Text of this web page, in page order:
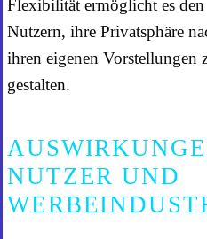
Flexibilität ermöglicht es den
Nutzern, ihre Privatsphäre
ihren eigenen Vorstellungen
gestalten.
NUTZER UND